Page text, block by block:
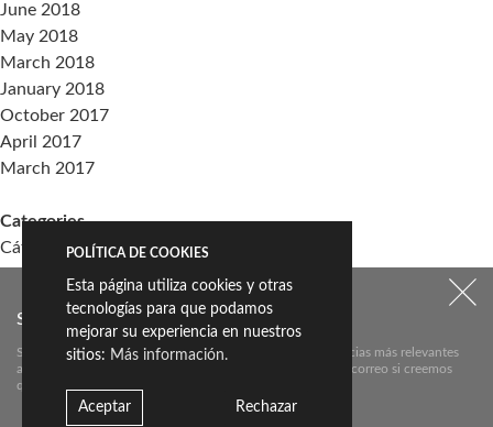
June 2018
May 2018
March 2018
January 2018
October 2017
April 2017
March 2017
Categories
Cátedra Living Architecture (UPV)
Living the Change
Sin categoría
Meta
SUSCRÍBETE A NUESTRO NEWSLETTER:
Suscríbete aquí a nuestra newsletter para conocer las noticias más relevantes
acerca de Livingceramics. Únicamente te mandaremos un correo si creemos
que hay algo que valga la pena contarte.
POLÍTICA DE COOKIES
Esta página utiliza cookies y otras
tecnologías para que podamos
mejorar su experiencia en nuestros
sitios: Más información.
Aceptar Rechazar